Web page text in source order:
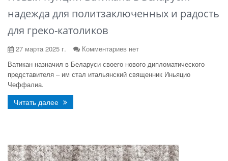
надежда для политзаключенных и радость
для греко-католиков
27 марта 2025 г.
Комментариев нет
Ватикан назначил в Беларуси своего нового дипломатического
представителя – им стал итальянский священник Иньяцио
Чеффалиа.
Читать далее